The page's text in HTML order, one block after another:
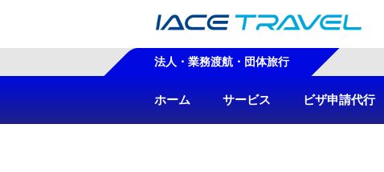
法人・業務渡航・団体旅行
ホーム サービス ビザ申請代行